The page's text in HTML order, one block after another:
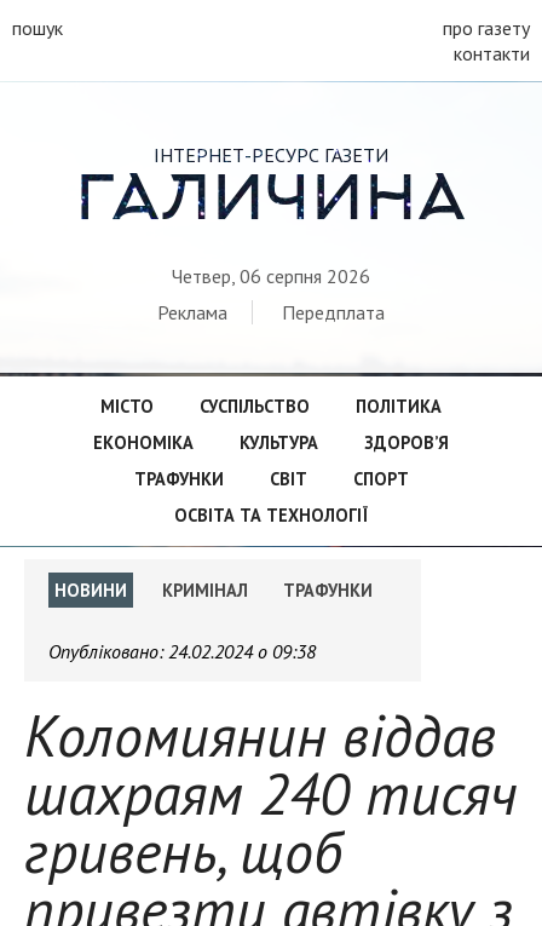
пошук
про газету
контакти
ІНТЕРНЕТ-РЕСУРС ГАЗЕТИ
ГАЛИЧИНА
Четвер, 06 серпня 2026
Реклама
Передплата
МІСТО СУСПІЛЬСТВО
ПОЛІТИКА
ЕКОНОМІКА
КУЛЬТУРА
ЗДОРОВ’Я
ТРАФУНКИ
СВІТ
СПОРТ
ОСВІТА ТА ТЕХНОЛОГІЇ
НОВИНИ КРИМІНАЛ ТРАФУНКИ
Опубліковано:24.02.2024 о 09:38
Коломиянин віддав
шахраям 240 тисяч
гривень, щоб
привезти автівку з